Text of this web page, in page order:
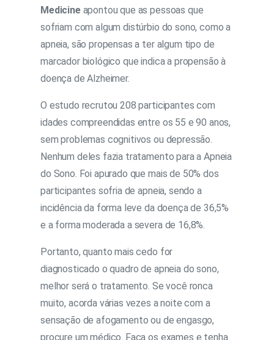
Medicine apontou que as pessoas que
sofriam com algum distúrbio do sono, como a
apneia, são propensas a ter algum tipo de
marcador biológico que indica a propensão à
doença de Alzheimer.
O estudo recrutou 208 participantes com
idades compreendidas entre os 55 e 90 anos,
sem problemas cognitivos ou depressão.
Nenhum deles fazia tratamento para a Apneia
do Sono. Foi apurado que mais de 50% dos
participantes sofria de apneia, sendo a
incidência da forma leve da doença de 36,5%
e a forma moderada a severa de 16,8%.
Portanto, quanto mais cedo for
diagnosticado o quadro de apneia do sono,
melhor será o tratamento. Se você ronca
muito, acorda várias vezes a noite com a
sensação de afogamento ou de engasgo,
procure um médico. Faça os exames e tenha